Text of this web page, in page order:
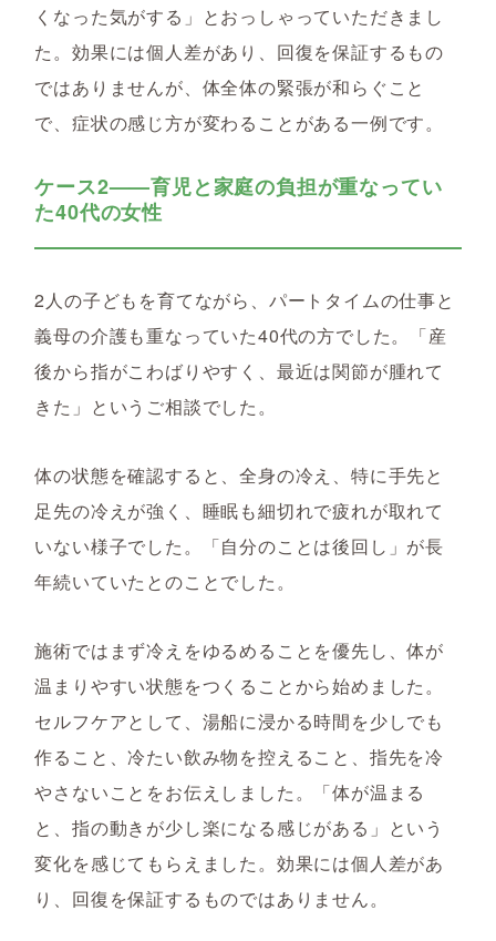
くなった気がする」とおっしゃっていただきまし
た。効果には個人差があり、回復を保証するもの
ではありませんが、体全体の緊張が和らぐこと
で、症状の感じ方が変わることがある一例です。
ケース2——育児と家庭の負担が重なってい
た40代の女性
2人の子どもを育てながら、パートタイムの仕事と
義母の介護も重なっていた40代の方でした。「産
後から指がこわばりやすく、最近は関節が腫れて
きた」というご相談でした。
体の状態を確認すると、全身の冷え、特に手先と
足先の冷えが強く、睡眠も細切れで疲れが取れて
いない様子でした。「自分のことは後回し」が長
年続いていたとのことでした。
施術ではまず冷えをゆるめることを優先し、体が
温まりやすい状態をつくることから始めました。
セルフケアとして、湯船に浸かる時間を少しでも
作ること、冷たい飲み物を控えること、指先を冷
やさないことをお伝えしました。「体が温まる
と、指の動きが少し楽になる感じがある」という
変化を感じてもらえました。効果には個人差があ
り、回復を保証するものではありません。